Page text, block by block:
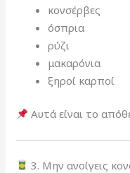
κονσέρβες
όσπρια
ρύζι
μακαρόνια
ξηροί καρποί
Αυτά είναι το
3. Μην ανοίγεις